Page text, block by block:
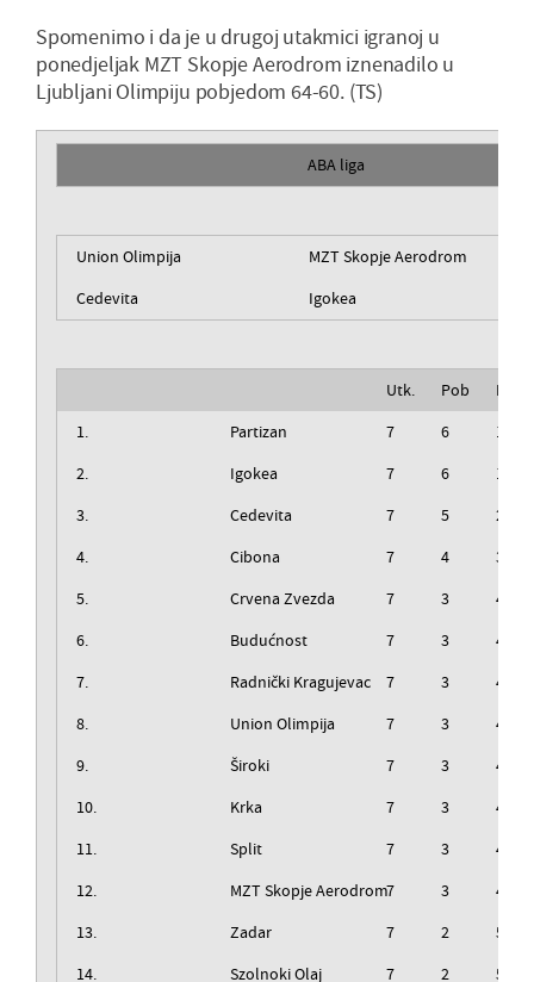
Spomenimo i da je u drugoj utakmici igranoj u
ponedjeljak MZT Skopje Aerodrom iznenadilo u
Ljubljani Olimpiju pobjedom 64-60. (TS)
ABA liga
Union Olimpija
MZT Skopje Aerodrom
Cedevita
Igokea
Utk. Pob
Izg
1.
Partizan 7 6
1
2.
Igokea 7 6
1
3.
Cedevita 7 5
2
4.
Cibona 7 4
3
5.
Crvena Zvezda 7 3
4
6.
Budućnost 7 3
4
7.
Radnički Kragujevac 7 3
4
8.
Union Olimpija 7 3
4
9.
Široki 7 3
4
10.
Krka 7 3
4
11.
Split 7 3
4
12.
MZT Skopje Aerodrom7 3
4
13.
Zadar 7 2
5
14.
Szolnoki Olaj 7 2 5